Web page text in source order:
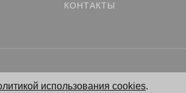
КОНТАКТЫ
использования cookies.